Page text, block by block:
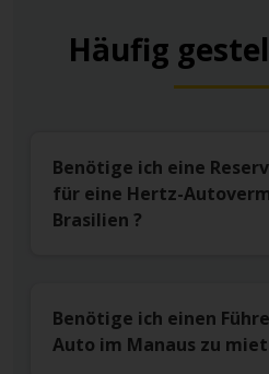
Häufig
Benötige ich eine
für eine Hertz-
Brasilien ?
Benötige ich einen
Auto im Manaus zu